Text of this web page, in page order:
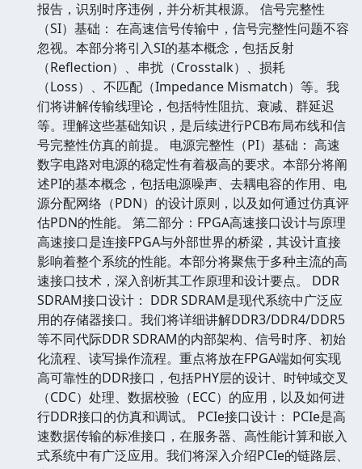
报告，识别时序违例，并分析其根源。 信号完整性
（SI）基础： 在高速信号传输中，信号完整性问题不容
忽视。本部分将引入SI的基本概念，包括反射
（Reflection）、串扰（Crosstalk）、损耗
（Loss）、不匹配（Impedance Mismatch）等。我
们将讲解传输线理论，包括特性阻抗、衰减、群延迟
等。理解这些基础知识，是后续进行PCB布局布线和信
号完整性仿真的前提。 电源完整性（PI）基础： 高速
数字电路对电源的稳定性有着极高的要求。本部分将阐
述PI的基本概念，包括电源噪声、去耦电容的作用、电
源分配网络（PDN）的设计原则，以及如何通过仿真评
估PDN的性能。 第二部分：FPGA高速接口设计与原理
高速接口是连接FPGA与外部世界的桥梁，其设计直接
影响着整个系统的性能。本部分将聚焦于多种主流的高
速接口技术，深入剖析其工作原理和设计要点。 DDR
SDRAM接口设计： DDR SDRAM是现代系统中广泛应
用的存储器接口。我们将详细讲解DDR3/DDR4/DDR5
等不同代际DDR SDRAM的内部架构、信号时序、初始
化流程、读写操作流程。重点将放在FPGA端如何实现
高可靠性的DDR接口，包括PHY层的设计、时钟域交叉
（CDC）处理、数据校验（ECC）的应用，以及如何进
行DDR接口的仿真和调试。 PCIe接口设计： PCIe是高
速数据传输的标准接口，在服务器、高性能计算和嵌入
式系统中有广泛应用。我们将深入介绍PCIe的链路层、